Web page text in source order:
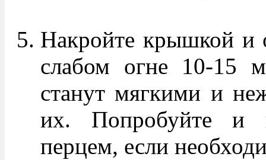
Накройте крышкой и
слабом огне 10-15
станут мягкими и
их. Попробуйте и
перцем, если